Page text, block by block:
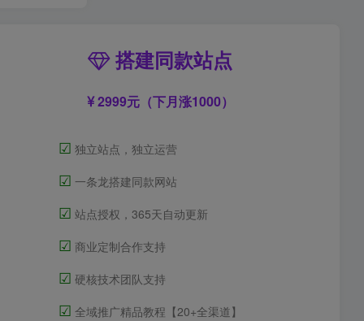
搭建同款站点
2999元（下月涨1000）
☑ 独立站点，独立运营
☑ 一条龙搭建同款网站
☑ 站点授权，365天自动更新
☑ 商业定制合作支持
☑ 硬核技术团队支持
☑ 全域推广精品教程【20+全渠道】